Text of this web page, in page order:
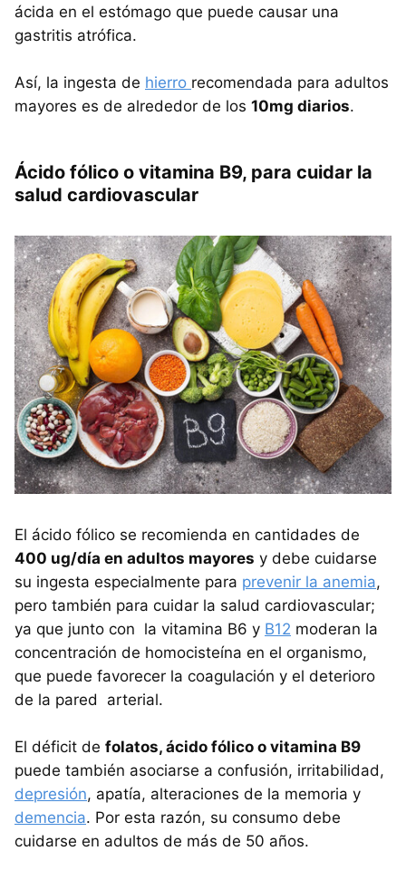
ácida en el estómago que puede causar una
gastritis atrófica.
Así, la ingesta de hierro recomendada para adultos
mayores es de alrededor de los 10mg diarios.
Ácido fólico o vitamina B9, para cuidar la
salud cardiovascular
El ácido fólico se recomienda en cantidades de
400 ug/día en adultos mayores y debe cuidarse
su ingesta especialmente para prevenir la anemia,
pero también para cuidar la salud cardiovascular;
ya que junto con la vitamina B6 y B12 moderan la
concentración de homocisteína en el organismo,
que puede favorecer la coagulación y el deterioro
de la pared arterial.
El déficit de folatos, ácido fólico o vitamina B9
puede también asociarse a confusión, irritabilidad,
depresión, apatía, alteraciones de la memoria y
demencia. Por esta razón, su consumo debe
cuidarse en adultos de más de 50 años.